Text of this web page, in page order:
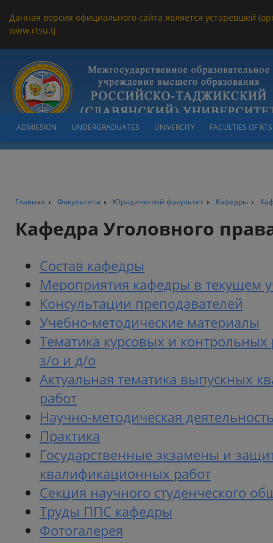
Данная версия официального сайта является устаревшей
www.rtsu.tj
ADMISSION UNDERGRADUATES UNIVERCITY FACULTIES OF
Главная Факультеты Юридический факультет Кафедры
Кафедра Уголовного
Состав кафедры
Мероприятия кафедры в текущем
Консультации преподавателей
Учебно-методические материалы
Тематика курсовых и контрольных
з/о и д/о
Актуальная тематика выпускных
работ
Научно-методическая
Практика
Государственные экзамены и
квалификационных работ
Секция научного студенческого
Труды ППС кафедры
Фотогалерея